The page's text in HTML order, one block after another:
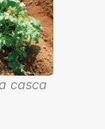
casca